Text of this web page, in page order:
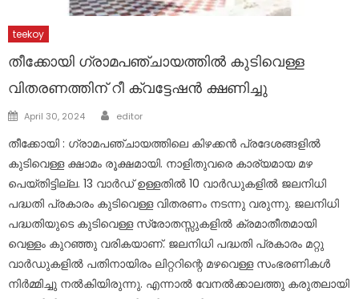
teekoy
തീക്കോയി ഗ്രാമപഞ്ചായത്തിൽ കുടിവെള്ള
വിതരണത്തിന് റീ ക്വട്ടേഷൻ ക്ഷണിച്ചു
Posted
April 30, 2024 Author
editor
തീക്കോയി : ഗ്രാമപഞ്ചായത്തിലെ കിഴക്കൻ പ്രദേശങ്ങളിൽ
കുടിവെള്ള ക്ഷാമം രൂക്ഷമായി. നാളിതുവരെ കാര്യമായ മഴ
പെയ്തിട്ടില്ല. 13 വാർഡ് ഉള്ളതിൽ 10 വാർഡുകളിൽ ജലനിധി
പദ്ധതി പ്രകാരം കുടിവെള്ള വിതരണം നടന്നു വരുന്നു. ജലനിധി
പദ്ധതിയുടെ കുടിവെള്ള സ്രോതസ്സുകളിൽ ക്രമാതീതമായി
വെള്ളം കുറഞ്ഞു വരികയാണ്. ജലനിധി പദ്ധതി പ്രകാരം മറ്റു
വാർഡുകളിൽ പതിനായിരം ലിറ്ററിന്റെ മഴവെള്ള സംഭരണികൾ
നിർമ്മിച്ചു നൽകിയിരുന്നു. എന്നാൽ വേനൽക്കാലത്തു കരുതലായി